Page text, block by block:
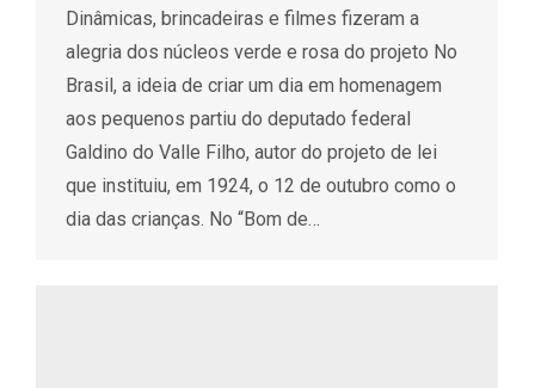
Dinâmicas, brincadeiras e filmes fizeram a
alegria dos núcleos verde e rosa do projeto No
Brasil, a ideia de criar um dia em homenagem
aos pequenos partiu do deputado federal
Galdino do Valle Filho, autor do projeto de lei
que instituiu, em 1924, o 12 de outubro como o
dia das crianças. No “Bom de…